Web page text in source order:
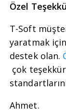
Özel
T-Soft
yaratmak
destek olan.
çok
Ahmet.